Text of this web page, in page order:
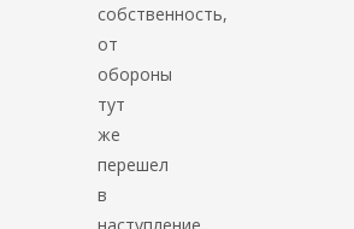
собственность,
от
обороны
тут
же
перешел
в